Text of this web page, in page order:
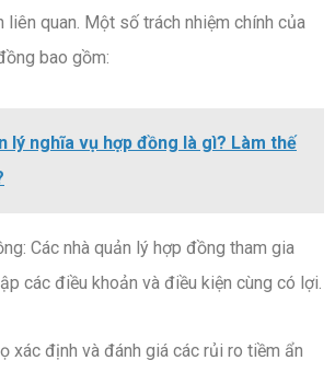
liên quan. Một số trách nhiệm chính của
bao gồm:
lý nghĩa vụ hợp đồng là gì? Làm thế
Các nhà quản lý hợp đồng tham gia
các điều khoản và điều kiện cùng có lợi.
xác định và đánh giá các rủi ro tiềm ẩn